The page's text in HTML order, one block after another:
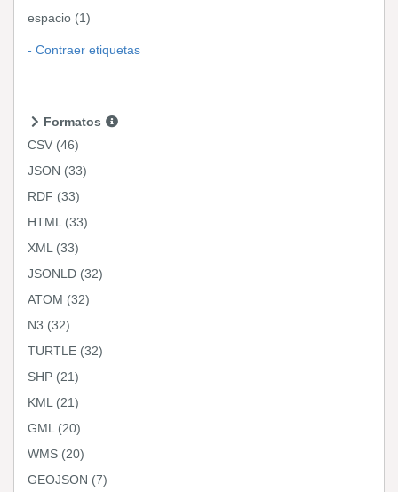
espacio (1)
Contraer etiquetas
Formatos
CSV (46)
JSON (33)
RDF (33)
HTML (33)
XML (33)
JSONLD (32)
ATOM (32)
N3 (32)
TURTLE (32)
SHP (21)
KML (21)
GML (20)
WMS (20)
GEOJSON (7)